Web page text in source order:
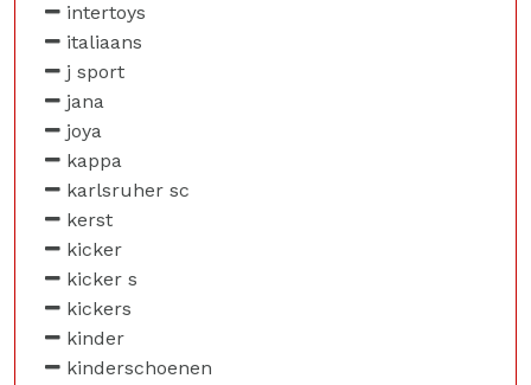
intertoys
italiaans
j sport
jana
joya
kappa
karlsruher sc
kerst
kicker
kicker s
kickers
kinder
kinderschoenen